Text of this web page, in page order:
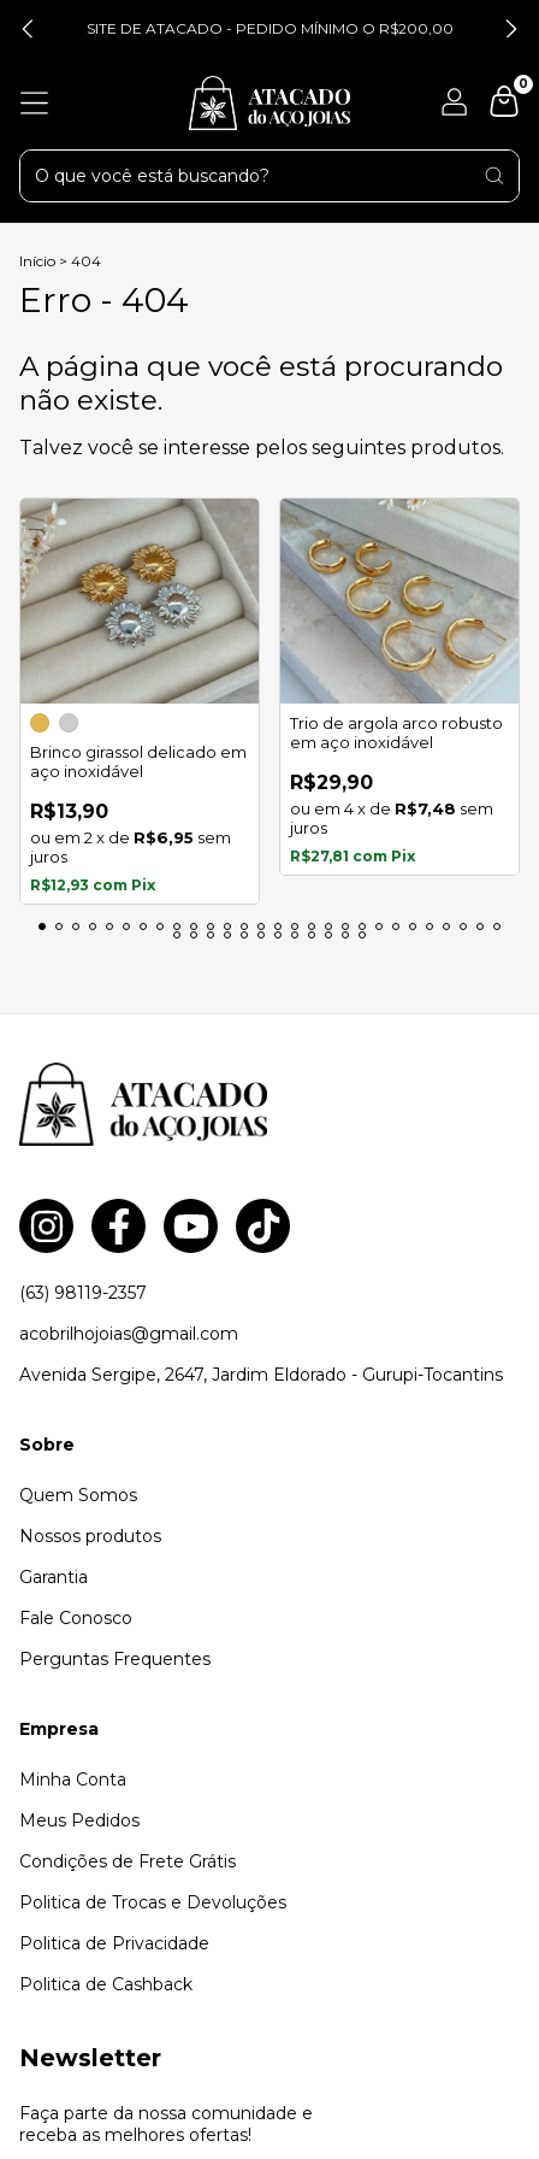
SITE DE ATACADO - PEDIDO MÍNIMO O R$200,00
0
Início > 404
Erro - 404
A página que você está procurando
não existe.
Talvez você se interesse pelos seguintes produtos.
Brinco girassol delicado em
aço inoxidável
R$13,90
2 x de R$6,95 sem
juros
R$12,93 com Pix
Trio de argola arco robusto
em aço inoxidável
R$29,90
4x de R$7,48 sem
juros
R$27,81 com Pix
(63) 98119-2357
acobrilhojoias@gmail.com
Avenida Sergipe, 2647, Jardim Eldorado - Gurupi-Tocantins
Sobre
Quem Somos
Nossos produtos
Garantia
Fale Conosco
Perguntas Frequentes
Empresa
Minha Conta
Meus Pedidos
Condições de Frete Grátis
Politica de Trocas e Devoluções
Politica de Privacidade
Politica de Cashback
Newsletter
Faça parte da nossa comunidade e
receba as melhores ofertas!